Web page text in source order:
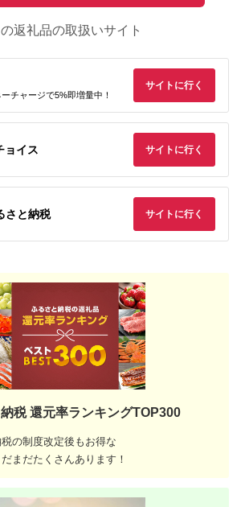
返礼品の取扱いサイト
チャージで5%即増量中！
サイトに行く
ョイス サイトに行く
さと納税 サイトに行く
税 還元率ランキングTOP300
の制度改定後もお得な
まだたくさんあります！